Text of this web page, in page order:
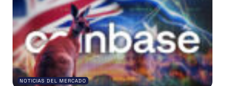
NOTICIAS DEL MERCADO